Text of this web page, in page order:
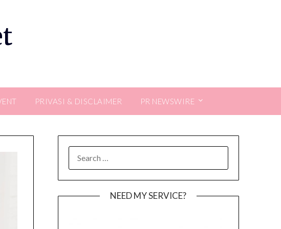
PRIVASI & DISCLAIMER PR NEWSWIRE
FOR:
NEED MY SERVICE?